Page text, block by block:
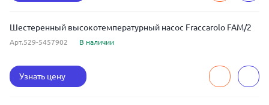
Шестеренный высокотемпературный насос Fraccarolo FAM/2
Арт.529-5457902 В наличии
Узнать цену